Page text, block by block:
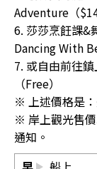
Adventure（
6. 莎莎烹飪課&
Dancing With
7. 或自由前往
（Free）
※ 上述價格是
※ 岸上觀光售
通知。